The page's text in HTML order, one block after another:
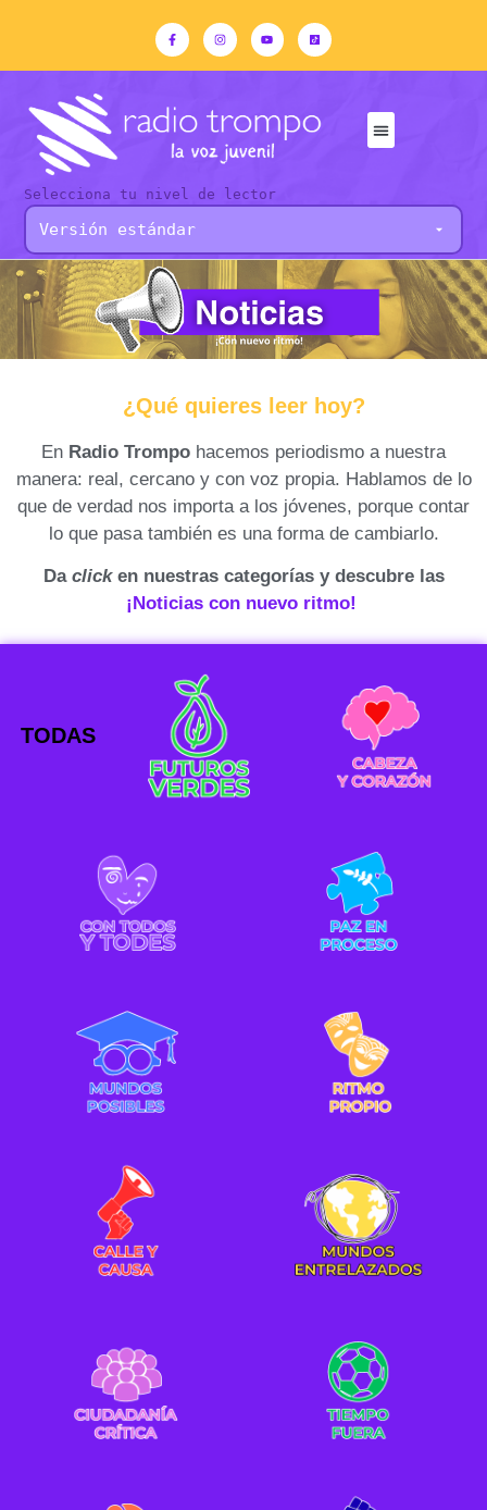
Selecciona tu nivel de lector
¿Qué quieres leer hoy?
En Radio Trompo hacemos periodismo a nuestra
manera: real, cercano y con voz propia. Hablamos de lo
que de verdad nos importa a los jóvenes, porque contar
lo que pasa también es una forma de cambiarlo.
Da clicken nuestras categorías y descubre las
¡Noticias con nuevo ritmo!
TODAS